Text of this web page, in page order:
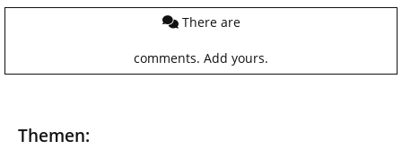
There are
comments. Add yours.
Themen: